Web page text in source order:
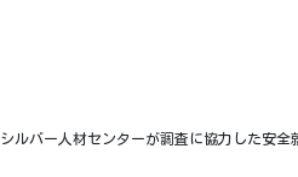
シルバー人材センターが調査に協力した安全